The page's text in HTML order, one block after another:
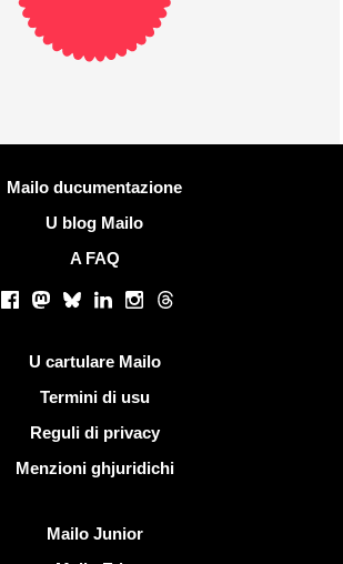
Mailo ducumentazione
U blog Mailo
A FAQ
Facebook
Mastodon
BlueskyLinkedInInstagram
Threads
U cartulare Mailo
Termini di usu
Reguli di privacy
Menzioni ghjuridichi
Mailo Junior